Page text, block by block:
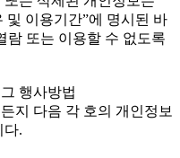
및 이용기간”에 명시된 바
람 또는 이용할 수 없도록
행사방법
지 다음 각 호의 개인정보
다.